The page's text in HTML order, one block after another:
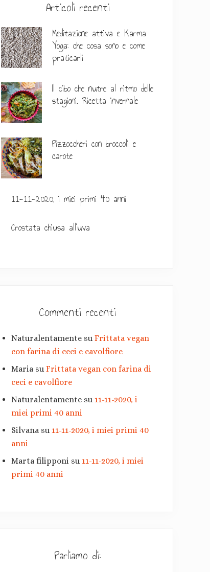
Articoli recenti
Meditazione attiva e Karma
Yoga: che cosa sono e come
praticarli
Il cibo che nutre al ritmo delle
stagioni. Ricetta invernale
Pizzoccheri con broccoli e
carote
11-11-2020, i miei primi 40 anni
Crostata chiusa all’uva
Commenti recenti
Naturalentamente su Frittata vegan
con farina di ceci e cavolfiore
Maria su Frittata vegan con farina di
ceci e cavolfiore
Naturalentamente su 11-11-2020, i
miei primi 40 anni
Silvana su 11-11-2020, i miei primi 40
anni
Marta filipponi su 11-11-2020, i miei
primi 40 anni
Parliamo di: